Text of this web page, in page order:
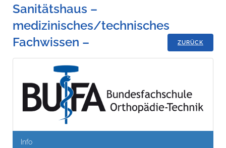
Sanitätshaus –
medizinisches/technisches
Fachwissen –
ZURÜCK
Info